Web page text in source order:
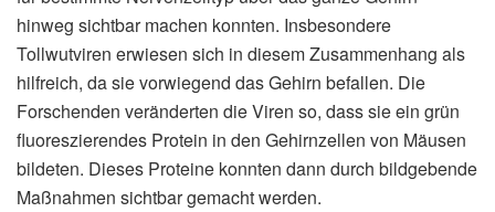
hinweg sichtbar machen konnten. Insbesondere
Tollwutviren erwiesen sich in diesem Zusammenhang als
hilfreich, da sie vorwiegend das Gehirn befallen. Die
Forschenden veränderten die Viren so, dass sie ein grün
fluoreszierendes Protein in den Gehirnzellen von Mäusen
bildeten. Dieses Proteine konnten dann durch bildgebende
Maßnahmen sichtbar gemacht werden.